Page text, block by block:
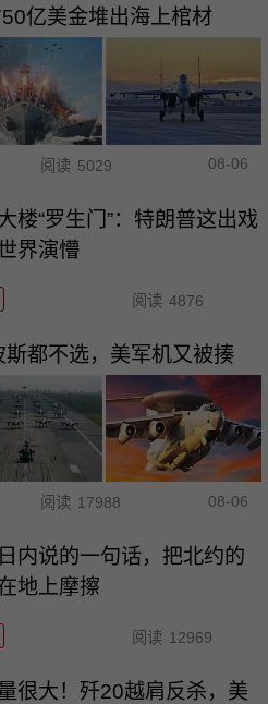
亿美金堆出海上棺材
阅读 5029 08-06
楼“罗生门”：特朗普这出戏
界演懵
阅读 4876
都不选，美军机又被揍
阅读 17988 08-06
内说的一句话，把北约的
地上摩擦
阅读 12969
很大！歼20越肩反杀，美